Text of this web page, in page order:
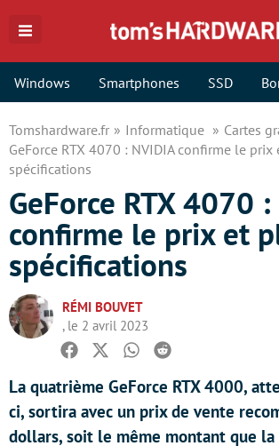
Windows Smartphones SSD
Tomshardware.fr Informatique
Cartes
GeForce RTX 4070 : NVIDIA confirme le
spécifications
GeForce RTX 4070
confirme le prix et
spécifications
RÉMI BOUVET
, le 2 avril 2023
Facebook
TwitterWhatsapp
Reddit
La quatrième GeForce RTX 4000,
ci, sortira avec un prix de vente
dollars, soit le même montant que la